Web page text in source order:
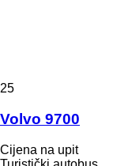
25
Volvo 9700
Cijena na upit